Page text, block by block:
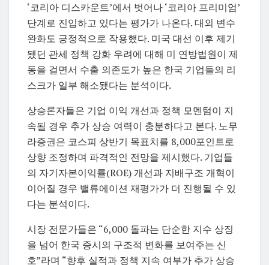
‘코리아 디스카운트’에서 벗어나 ‘코리아 프리미엄’
단계로 진입하고 있다는 평가가 나온다. 대외 변수
완화도 긍정적으로 작용했다. 미국 대선 이후 제기
됐던 관세 정책 강화 우려에 대해 미 연방법원이 제
동을 걸면서 수출 의존도가 높은 한국 기업들의 리
스크가 일부 해소됐다는 분석이다.
상승론자들은 기업 이익 개선과 정책 모멘텀이 지
속될 경우 추가 상승 여력이 충분하다고 본다. 노무
라증권은 코스피 상반기 목표치를 8,000포인트로
상향 조정하며 파격적인 전망을 제시했다. 기업들
의 자기자본이익률(ROE) 개선과 지배구조 개혁이
이어질 경우 밸류에이션 재평가가 더 진행될 수 있
다는 분석이다.
시장 전문가들은 “6,000 돌파는 단순한 지수 상징
을 넘어 한국 증시의 구조적 변화를 보여주는 신
호”라며 “향후 실적과 정책 지속 여부가 추가 상승